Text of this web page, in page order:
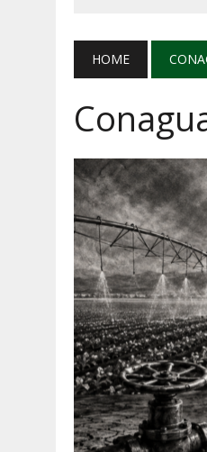
AGOSTO 5, 2026
HOME